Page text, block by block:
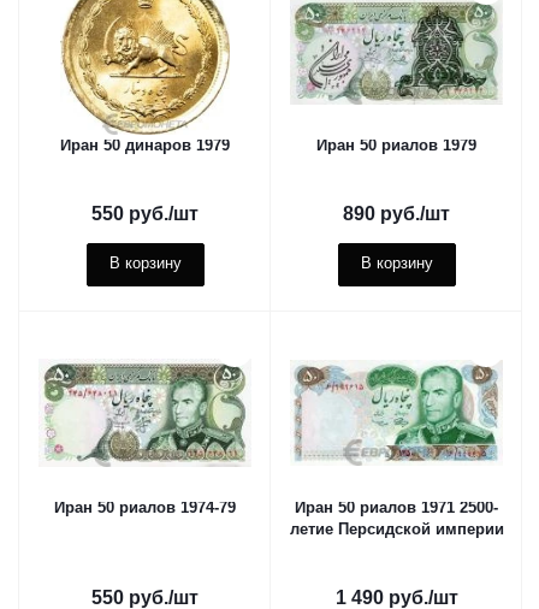
Иран 50 динаров 1979
550 руб./шт
В корзину
Иран 50 риалов 1979
890 руб./шт
В корзину
Иран 50 риалов 1974-79
550 руб./шт
Иран 50 риалов 1971 2500-
летие Персидской империи
1 490руб./шт